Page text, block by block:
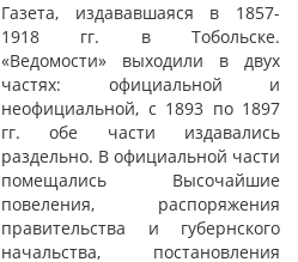
Газета, издававшаяся в 1857-
1918 гг. в Тобольске.
«Ведомости» выходили в двух
частях: официальной и
неофициальной, с 1893 по 1897
гг. обе части издавались
раздельно. В официальной части
помещались Высочайшие
повеления, распоряжения
правительства и губернского
начальства, постановления